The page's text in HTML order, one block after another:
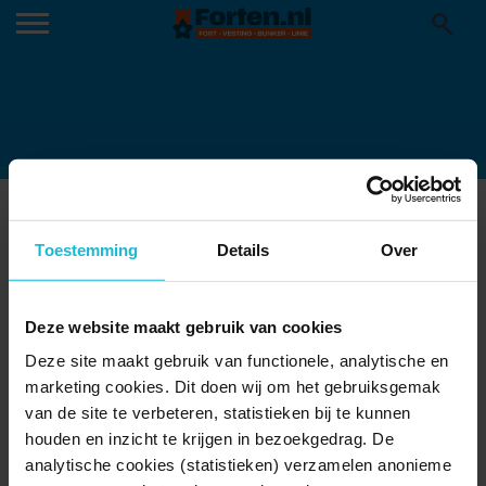
Toestemming Details Over
Deze website maakt gebruik van cookies
Deze site maakt gebruik van functionele, analytische en
marketing cookies. Dit doen wij om het gebruiksgemak
van de site te verbeteren, statistieken bij te kunnen
houden en inzicht te krijgen in bezoekgedrag. De
analytische cookies (statistieken) verzamelen anonieme
MAPLE-LEAVES-5687724_1920